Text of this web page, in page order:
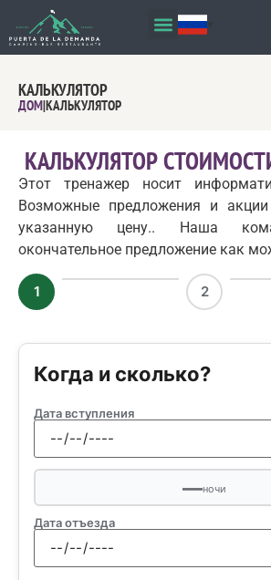
КАЛЬКУЛЯТОР
ДОМ|КАЛЬКУЛЯТОР
КАЛЬКУЛЯТОР
Этот тренажер носит
Возможные предложения и
указанную цену.. Наша
окончательное предложение как
1 2
Когда и сколько?
Дата вступления
—ночи
Дата отъезда